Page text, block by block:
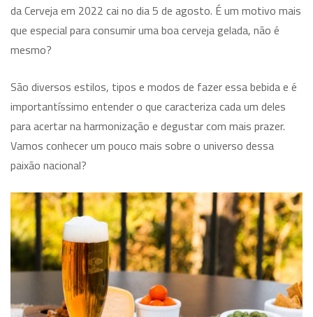
da Cerveja em 2022 cai no dia 5 de agosto. É um motivo mais
que especial para consumir uma boa cerveja gelada, não é
mesmo?
São diversos estilos, tipos e modos de fazer essa bebida e é
importantíssimo entender o que caracteriza cada um deles
para acertar na harmonização e degustar com mais prazer.
Vamos conhecer um pouco mais sobre o universo dessa
paixão nacional?